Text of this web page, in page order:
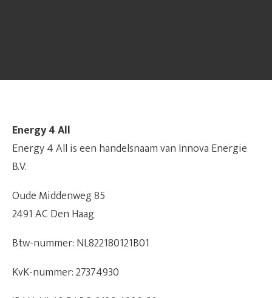
Energy 4 All
Energy 4 All is een handelsnaam van Innova Energie
B.V.
Oude Middenweg 85
2491 AC Den Haag
Btw-nummer: NL822180121B01
KvK-nummer: 27374930